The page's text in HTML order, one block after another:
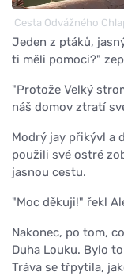
Cesta Odvážného
Jeden z ptáků,
ti měli pomoci?"
"Protože Velký
náš domov ztratí
Modrý jay přikývl a
použili své ostré
jasnou cestu.
"Moc děkuji!" řekl
Nakonec, po tom,
Duha Louku. Bylo
Tráva se třpytila,